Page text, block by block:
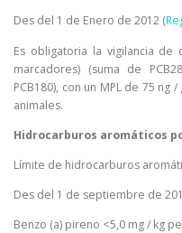
Des del 1 de Enero de 2012 (
Es obligatoria la vigilancia de
marcadores) (suma de
PCB180), con un MPL de 75
animales.
Hidrocarburos aromáticos
Límite de hidrocarburos
Des del 1 de septiembre de
Benzo (a) pireno <5,0 mg / kg